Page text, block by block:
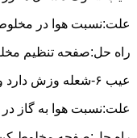
علت:نسبت هوا در
راه حل:صفحه تنظیم
عیب ۶-شعله وزش دارد و صدا می کند.
علت:نسبت هوا به گاز